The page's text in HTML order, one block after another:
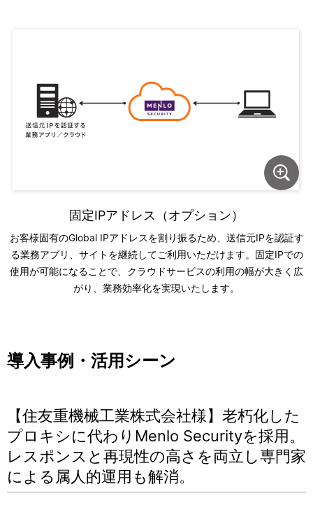
固定IPアドレス（オプション）
お客様固有のGlobal IPアドレスを割り振るため、送信元IPを認証す
る業務アプリ、サイトを継続してご利用いただけます。固定IPでの
使用が可能になることで、クラウドサービスの利用の幅が大きく広
がり、業務効率化を実現いたします。
導入事例・活用シーン
【住友重機械工業株式会社様】老朽化した
プロキシに代わりMenlo Securityを採用。
レスポンスと再現性の高さを両立し専門家
による属人的運用も解消。